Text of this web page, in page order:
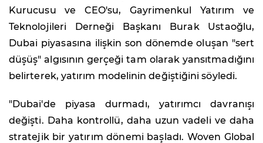
Kurucusu ve CEO'su, Gayrimenkul Yatırım ve
Teknolojileri Derneği Başkanı Burak Ustaoğlu,
Dubai piyasasına ilişkin son dönemde oluşan "sert
düşüş" algısının gerçeği tam olarak yansıtmadığını
belirterek, yatırım modelinin değiştiğini söyledi.
"Dubai'de piyasa durmadı, yatırımcı davranışı
değişti. Daha kontrollü, daha uzun vadeli ve daha
stratejik bir yatırım dönemi başladı. Woven Global